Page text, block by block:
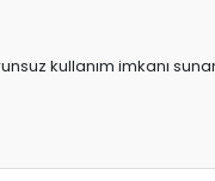
kullanım imkanı